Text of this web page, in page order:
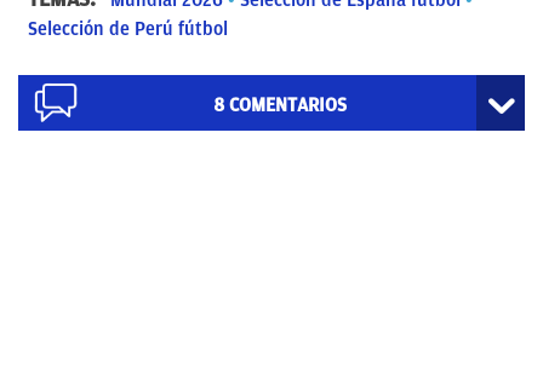
Selección de Perú fútbol
8 COMENTARIOS